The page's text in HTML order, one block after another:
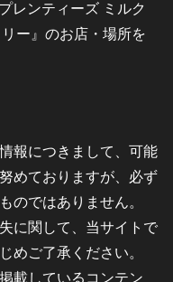
レンティーズ ミルク
ー』のお店・場所を
報につきまして、可能
めておりますが、必ず
のではありません。
に関して、当サイトで
めご了承ください。
載しているコンテン